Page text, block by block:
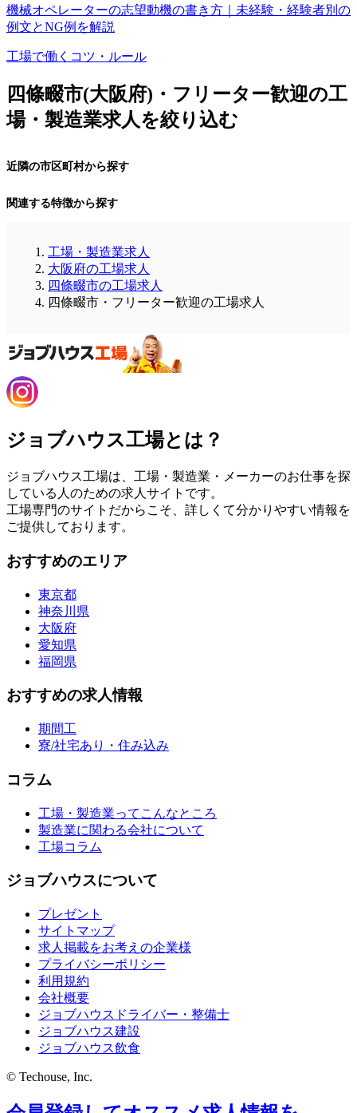
機械オペレーターの志望動機の書き方｜未経験・経験者別の
例文とNG例を解説
工場で働くコツ・ルール
四條畷市(大阪府)・フリーター歓迎の工
場・製造業求人を絞り込む
近隣の市区町村から探す
関連する特徴から探す
工場・製造業求人
大阪府の工場求人
四條畷市の工場求人
四條畷市・フリーター歓迎の工場求人
ジョブハウス工場とは？
ジョブハウス工場は、工場・製造業・メーカーのお仕事を探
している人のための求人サイトです。
工場専門のサイトだからこそ、詳しくて分かりやすい情報を
ご提供しております。
おすすめのエリア
東京都
神奈川県
大阪府
愛知県
福岡県
おすすめの求人情報
期間工
寮/社宅あり・住み込み
コラム
工場・製造業ってこんなところ
製造業に関わる会社について
工場コラム
ジョブハウスについて
プレゼント
サイトマップ
求人掲載をお考えの企業様
プライバシーポリシー
利用規約
会社概要
ジョブハウスドライバー・整備士
ジョブハウス建設
ジョブハウス飲食
© Techouse, Inc.